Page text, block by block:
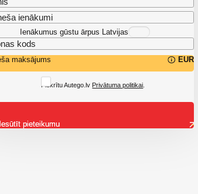
Ienākumus gūstu ārpus Latvijas
maksājums EUR
Piekrītu Autego.lv Privātuma politikai